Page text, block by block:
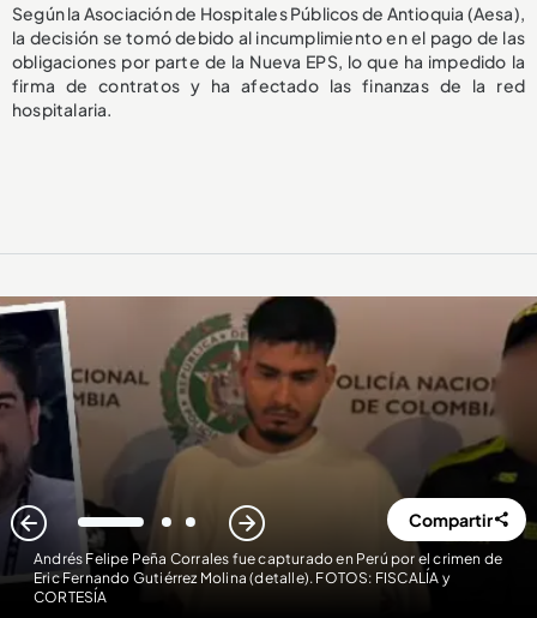
Según la Asociación de Hospitales Públicos de Antioquia (Aesa),
la decisión se tomó debido al incumplimiento en el pago de las
obligaciones por parte de la Nueva EPS, lo que ha impedido la
firma de contratos y ha afectado las finanzas de la red
hospitalaria.
Andrés Felipe Peña Corrales fue capturado en Perú por el crimen de
Eric Fernando Gutiérrez Molina (detalle). FOTOS: FISCALÍA y
CORTESÍA
1 2 3 Compartir